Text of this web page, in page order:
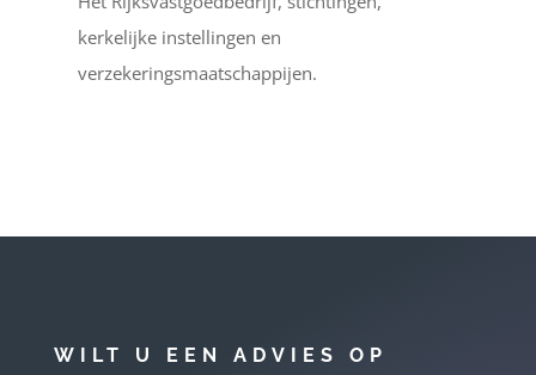
kerkelijke instellingen en
verzekeringsmaatschappijen.
WILT U EEN ADVIES OP